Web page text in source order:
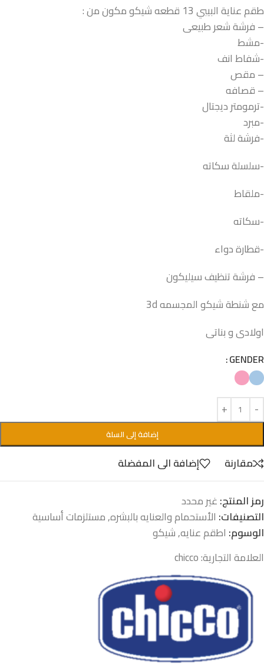
طقم عناية البيبي 13 قطعه شيكو مكون من :
– فرشة شعر طبيعى
-مشط
-شفاط انف
– مقص
– قصافه
-ترمومتر ديجتال
-مبرد
-فرشة لثة
-سلسلة سكاته
-ملقاط
-سكاته
-قطارة دواء
– فرشة تنظيف سيليكون
مع شنطة شيكو المجسمه 3d
اولادى و بناتى
GENDER
إضافة إلى السلة
مقارنة
إضافة الى المفضلة
رمز المنتج:غير محدد
التصنيفات: الأستحمام والعنايه بالبشره,مستلزمات أساسية
الوسوم: اطقم عنايه,شيكو
العلامة التجارية:chicco